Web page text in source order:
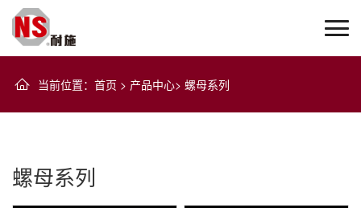
当前位置： 首页 > 产品中心> 螺母系列
螺母系列